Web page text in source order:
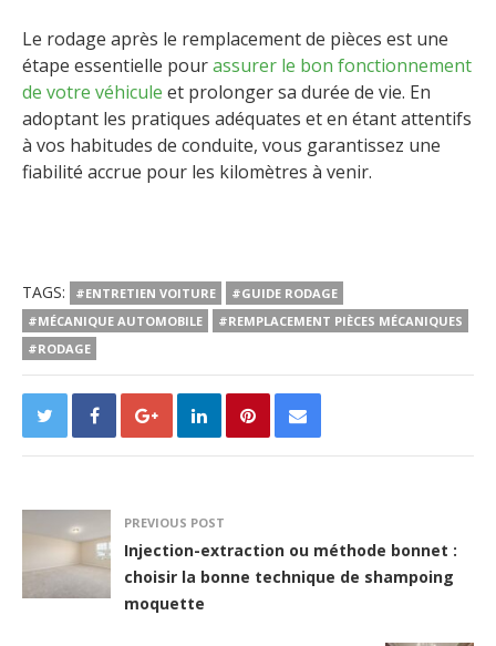
Le rodage après le remplacement de pièces est une
étape essentielle pourassurer le bon fonctionnement
de votre véhicule et prolonger sa durée de vie. En
adoptant les pratiques adéquates et en étant attentifs
à vos habitudes de conduite, vous garantissez une
fiabilité accrue pour les kilomètres à venir.
TAGS: #ENTRETIEN VOITURE
#GUIDE RODAGE
#MÉCANIQUE AUTOMOBILE
#REMPLACEMENT PIÈCES MÉCANIQUES
#RODAGE
PREVIOUS POST
Injection-extraction ou méthode bonnet :
choisir la bonne technique de shampoing
moquette